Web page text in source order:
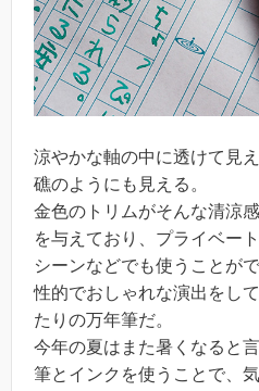
涼やかな軸の中に透けて見
礁のようにも見える。
金色のトリムがそんな清涼
を与えており、プライベー
シーンなどでも使うことが
性的でおしゃれな演出をし
たりの万年筆だ。
今年の夏はまた暑くなると
筆とインクを使うことで、